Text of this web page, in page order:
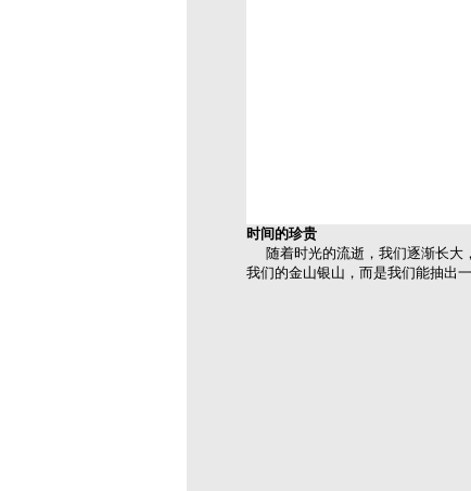
时间的珍贵
随着时光的流逝，我们逐渐长大
我们的金山银山，而是我们能抽出